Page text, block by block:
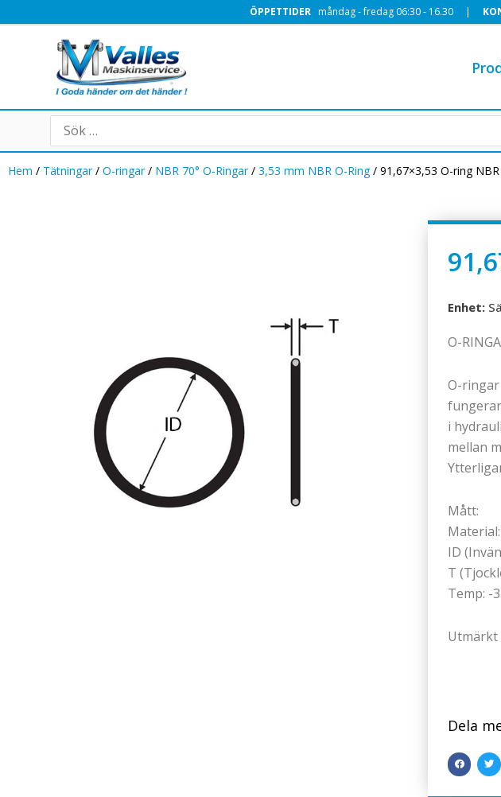
till
ÖPPETTIDER måndag - fredag 06:30 - 16.30 |
Search
for:
Hem / Tätningar/ O-ringar/ NBR 70° O-Ringar/ 3,53 mm NBR O-Ring/ 91,67×3,53 O-ring NBR
Enhet:
O-
O-
i
mellan
Mått:
ID
T
Temp: -
Utmärkt
Dela